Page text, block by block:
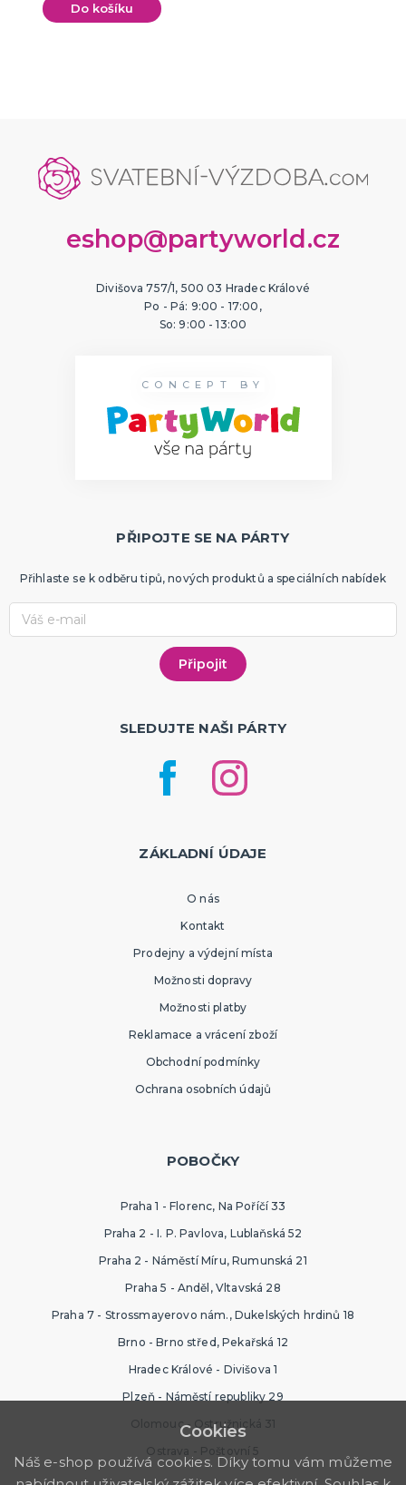
Do košíku
eshop@partyworld.cz
Divišova 757/1, 500 03 Hradec Králové
Po - Pá: 9:00 - 17:00,
So: 9:00 - 13:00
CONCEPT BY
PŘIPOJTE SE NA PÁRTY
Přihlaste se k odběru tipů, nových produktů a speciálních nabídek
SLEDUJTE NAŠI PÁRTY
ZÁKLADNÍ ÚDAJE
O nás
Kontakt
Prodejny a výdejní místa
Možnosti dopravy
Možnosti platby
Reklamace a vrácení zboží
Obchodní podmínky
Ochrana osobních údajů
POBOČKY
Praha 1 - Florenc, Na Poříčí 33
Praha 2 - I. P. Pavlova, Lublaňská 52
Praha 2 - Náměstí Míru, Rumunská 21
Praha 5 - Anděl, Vltavská 28
Praha 7 - Strossmayerovo nám., Dukelských hrdinů 18
Brno - Brno střed, Pekařská 12
Hradec Králové - Divišova 1
Plzeň - Náměstí republiky 29
Olomouc - Ostružnická 31
Ostrava - Poštovní 5
Cookies
Náš e-shop používá cookies. Díky tomu vám můžeme